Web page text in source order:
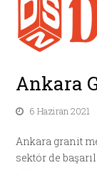
Ankara
6 Haziran 2021
Ankara granit
sektör de